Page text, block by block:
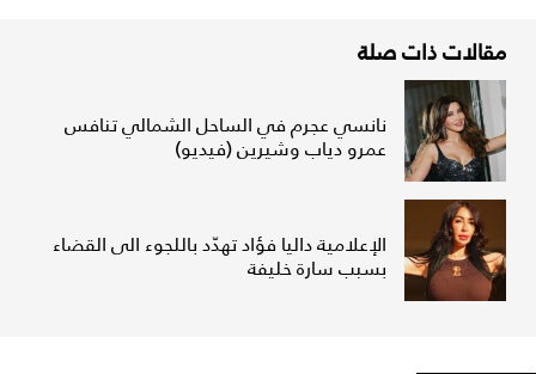
مقالات ذات صلة
نانسي عجرم في الساحل الشمالي تنافس
عمرو دياب وشيرين (فيديو)
الإعلامية داليا فؤاد تهدّد باللجوء الى القضاء
بسبب سارة خليفة